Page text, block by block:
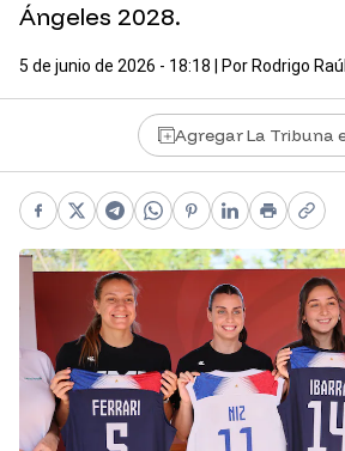
Ángeles 2028.
5 de junio de 2026 - 18:18 | Por Rodrigo
Agregar La Tribuna
Facebook
X Telegram
WhatsApp
Pinterest
LinkedIn
Print